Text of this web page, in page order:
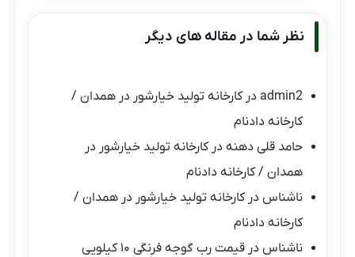
نظر شما در مقاله های دیگر
admin2 درکارخانه تولید خیارشور در همدان /
کارخانه دادنام
حامد قلی دهنه درکارخانه تولید خیارشور در
همدان / کارخانه دادنام
ناشناس درکارخانه تولید خیارشور در همدان /
کارخانه دادنام
ناشناس درقیمت رب گوجه فرنگی ۱۰ کیلویی